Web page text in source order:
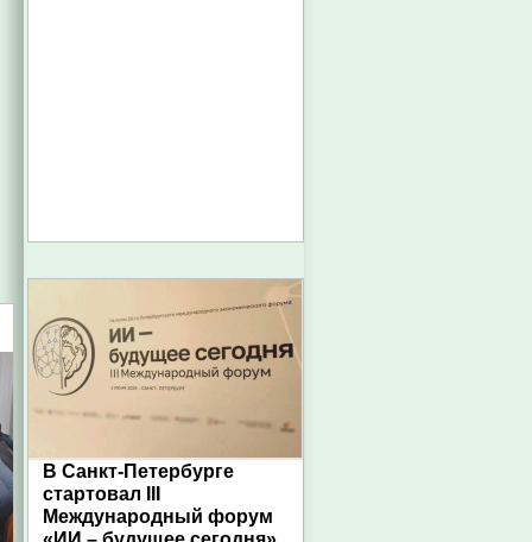
В Санкт-Петербурге
стартовал III
Международный форум